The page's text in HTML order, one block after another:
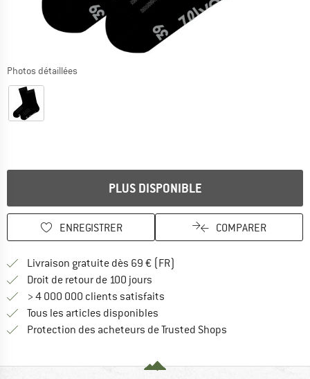
Photos détaillées
PLUS DISPONIBLE
ENREGISTRER COMPARER
Livraison gratuite dès 69 € (FR)
Droit de retour de 100 jours
> 4 000 000 clients satisfaits
Tous les articles disponibles
Protection des acheteurs de Trusted Shops